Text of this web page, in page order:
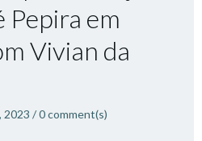
Pepira em
Vivian da
2023 /0comment(s)